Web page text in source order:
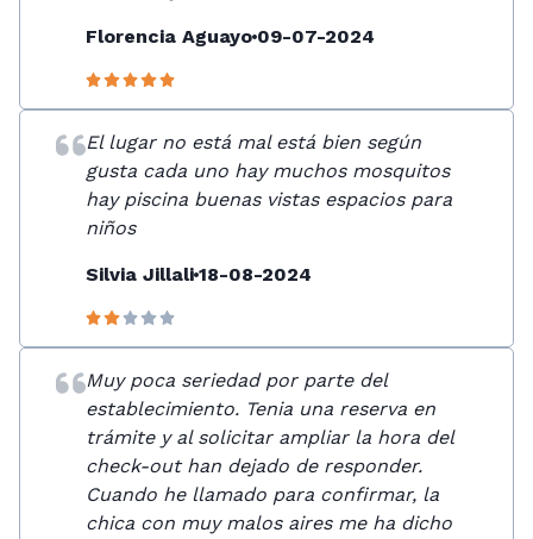
Florencia Aguayo 09-07-2024
El lugar no está mal está bien según
gusta cada uno hay muchos mosquitos
hay piscina buenas vistas espacios para
niños
Silvia Jillali 18-08-2024
Muy poca seriedad por parte del
establecimiento. Tenia una reserva en
trámite y al solicitar ampliar la hora del
check-out han dejado de responder.
Cuando he llamado para confirmar, la
chica con muy malos aires me ha dicho